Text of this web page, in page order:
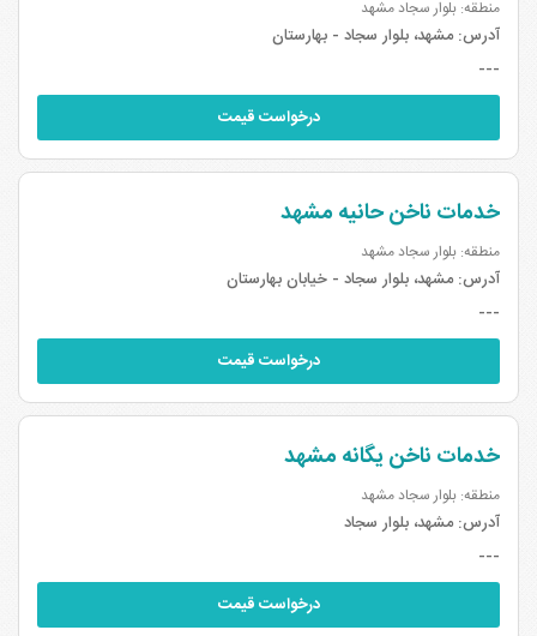
منطقه: بلوار سجاد مشهد
آدرس:مشهد، بلوار سجاد - بهارستان
---
درخواست قیمت
خدمات ناخن حانیه مشهد
منطقه: بلوار سجاد مشهد
آدرس:مشهد، بلوار سجاد - خیابان بهارستان
---
درخواست قیمت
خدمات ناخن یگانه مشهد
منطقه: بلوار سجاد مشهد
آدرس:مشهد، بلوار سجاد
---
درخواست قیمت